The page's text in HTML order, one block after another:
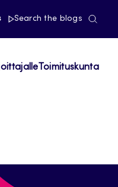
Search the blogs
Toimituskunta